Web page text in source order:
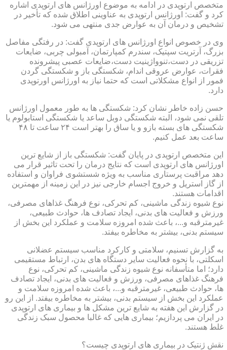
متخصص ارتوپدی در ادامه به موضوع اورژانس های ارتوپدی اشاره
کرد و گفت: اورژانس ارتوپدی به عناوینی اطلاق شده که تأخیر در
تشخیص و درمان آن به عوارض جدی منتهی می شود.
وی در خصوص انواع اورژانس های ارتوپدی گفت: در رفتگی مفاصل
بزرگ، آرتریت سپتیک، سندرم کمپارتمان، آمبولی چربی، ضایعات
تزریقی در دست،تنوواژینیت دست،ضایعات عصبی پیشرونده
فقرات، عوارض عروقی اندام، شکستگی باز و شکستگی گردن
فمور از انواع مشکلاتی است که حتما نیاز به اورژانس اورتوپدی
دارد.
حسن زاده خاطر نشان کرد: شکستگی ها به طور معمول اورژانس
تلقی نمی شود، البته شکستگی دوبل ساعد یا شکستگی استابولوم یا
شکستگی های بسته بازو و یا ساق را بهتر است ۲۴ ساعت تا ۴۸
ساعت بعد عمل کنیم.
این متخصص ارتوپدی در پایان گفت: شکستگی باز از شایع ترین
اورژانس های ارتوپدی است که نتایج درمان را تحت تاثیر قرار می
دهد مراقبت پرستاری مناسب به ویژه شستشوی فراوان و استفاده
از گاز استریل و خروج اجسام خارجی نیز در این زمینه از مهمترین
اقدامات هستند.
نوع شیوه زندگی ماشینی، کم تحرکی، نوع فرهنگ غذاهای مصرفی،
ورزش و فعالیت های بدنی، ایجاد تصادف ها، حوادث طبیعی،
غیرمترقبه و...، باعث شده امروزه سلامت و عملکرد این بخش از
سیستم بدنی، بیشتر به مخاطره بیفتد.
به گزارش تسنیم، سلامتی و کارکرد مناسب سیستم عضلانی
اسکلتی، با نحوه فعالیت سایر دستگاه های بدن، ارتباط مستقیمی
دارد؛ اما متأسفانه نوع شیوه زندگی ماشینی، کم تحرکی، نوع
فرهنگ غذاهای مصرفی، ورزش و فعالیت های بدنی، ایجاد تصادف
ها، حوادث طبیعی، غیرمترقبه و...، باعث شده امروزه سلامت و
عملکرد این بخش از سیستم بدنی، بیشتر به مخاطره بیفتد. از این رو
در گزارش این هفته به شایع ترین مشکل ها و بیماری های ارتوپدی
در ایران می پردازیم؛ بیماری هایی که غالبا محصول سبک زندگی
غلط هستند.
نقش ژنتیک در بیماری های ارتوپدی چیست؟